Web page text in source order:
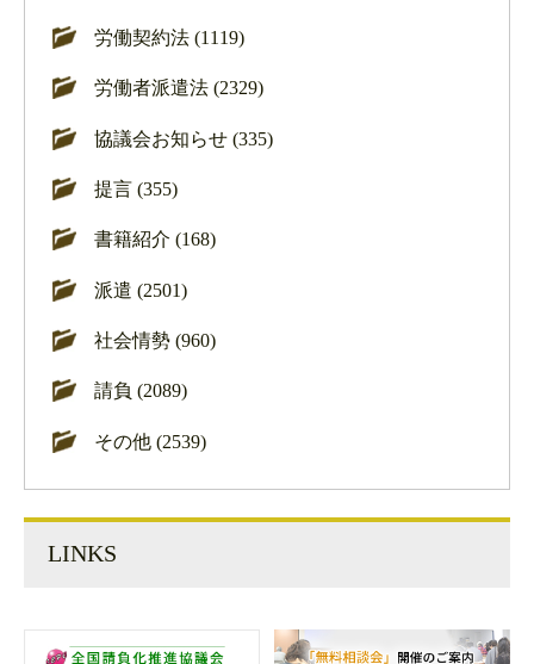
労働契約法 (1119)
労働者派遣法 (2329)
協議会お知らせ (335)
提言 (355)
書籍紹介 (168)
派遣 (2501)
社会情勢 (960)
請負 (2089)
その他 (2539)
LINKS